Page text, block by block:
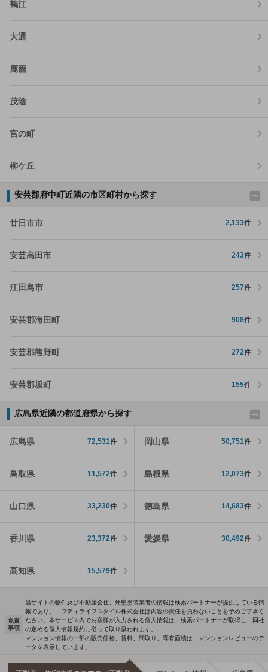
鶴江
大通
鹿籠
茂陰
宮の町
柳ケ丘
安芸郡府中町近隣の市区町村から探す
廿日市市 2,133件
安芸高田市 243件
江田島市 257件
安芸郡海田町 908件
安芸郡熊野町 272件
安芸郡坂町 155件
広島県近隣の都道府県から探す
広島県 72,531件 岡山県 50,751件
鳥取県 11,572件 島根県 12,073件
山口県 33,230件 徳島県 14,683件
香川県 23,372件 愛媛県 30,492件
高知県 15,579件
免責
事項
当サイトの物件及び不動産会社、外壁塗装業者の情報は検索パートナーが提供している情
報であり、ニフティライフスタイル株式会社は内容の責任を負わないことを予めご了承く
ださい。本サービス内でお客様が入力される個人情報は、検索パートナーが取得し、同社
の定める個人情報規約に従って取り扱われます。
マンション情報の一部の販売価格、賃料、間取り、専有面積は、マンションレビューのデ
ータを表示しています。